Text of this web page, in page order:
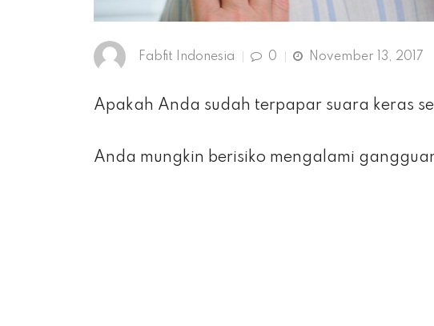
Fabfit Indonesia 0 November 13, 2017
Apakah Anda sudah terpapar suara keras
Anda mungkin berisiko mengalami